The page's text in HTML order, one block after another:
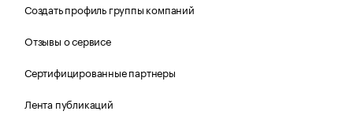
Создать профиль группы компаний
Отзывы о сервисе
Сертифицированные партнеры
Лента публикаций